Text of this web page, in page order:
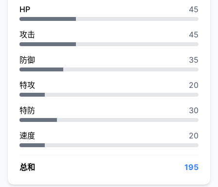
HP 45
攻击 45
防御 35
特攻 20
特防 30
速度 20
总和 195